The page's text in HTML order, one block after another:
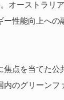
オーストラリ
性能向上への
点を当てた公
のグリーン